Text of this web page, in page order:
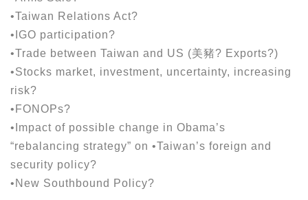
•Taiwan Relations Act?
•IGO participation?
•Trade between Taiwan and US (美豬? Exports?)
•Stocks market, investment, uncertainty, increasing
risk?
•FONOPs?
•Impact of possible change in Obama’s
“rebalancing strategy” on •Taiwan’s foreign and
security policy?
•New Southbound Policy?